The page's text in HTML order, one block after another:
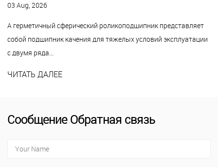
03 Aug, 2026
A герметичный сферический роликоподшипник представляет
собой подшипник качения для тяжелых условий эксплуатации
с двумя ряда...
ЧИТАТЬ ДАЛЕЕ
Сообщение Обратная связь